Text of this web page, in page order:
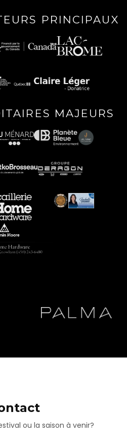
PRINCIPAUX
MAJEURS
ou la saison à venir?